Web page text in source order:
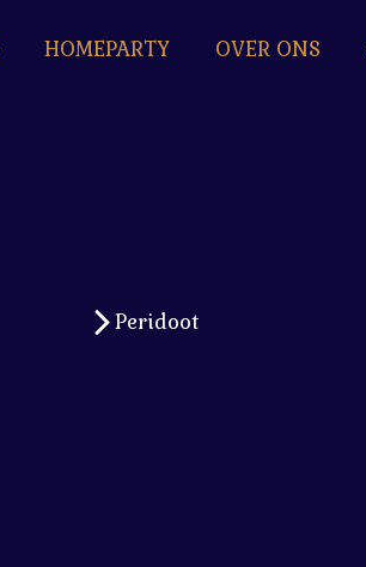
HOMEPARTY OVER ONS
Peridoot